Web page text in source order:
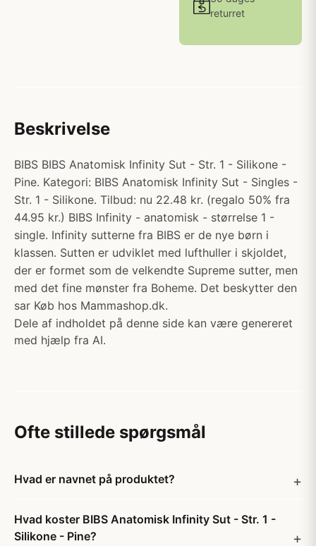
returret
Beskrivelse
BIBS BIBS Anatomisk Infinity Sut - Str. 1 - Silikone -
Pine. Kategori: BIBS Anatomisk Infinity Sut - Singles -
Str. 1 - Silikone. Tilbud: nu 22.48 kr. (regalo 50% fra
44.95 kr.) BIBS Infinity - anatomisk - størrelse 1 -
single. Infinity sutterne fra BIBS er de nye børn i
klassen. Sutten er udviklet med lufthuller i skjoldet,
der er formet som de velkendte Supreme sutter, men
med det fine mønster fra Boheme. Det beskytter den
sar Køb hos Mammashop.dk.
Dele af indholdet på denne side kan være genereret
med hjælp fra AI.
Ofte stillede spørgsmål
Hvad er navnet på produktet?
Hvad koster BIBS Anatomisk Infinity Sut - Str. 1 -
Silikone - Pine?